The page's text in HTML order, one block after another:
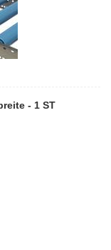
- 1 ST